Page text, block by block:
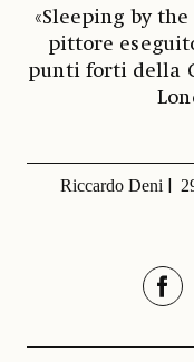
«Sleeping by
pittore
punti forti della
Riccardo Deni